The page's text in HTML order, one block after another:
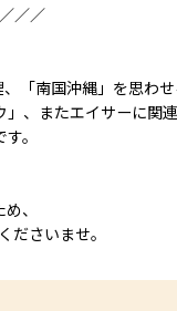
／／
「南国沖縄」を思わ
、またエイサーに関
。
、
ださいませ。